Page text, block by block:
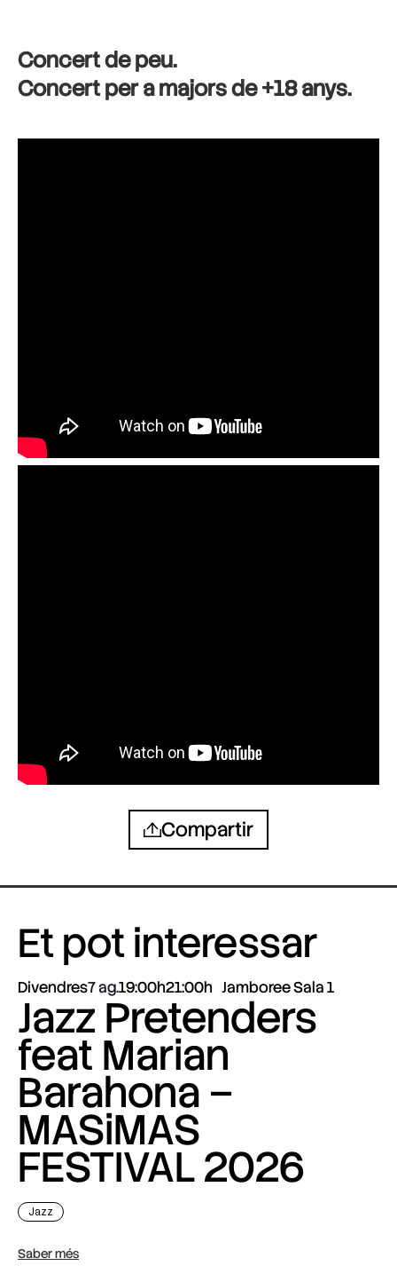
Concert de peu.
Concert per a majors de +18 anys.
Compartir
Et pot interessar
Divendres7 ag.19:00h21:00h Jamboree Sala 1
Jazz Pretenders
feat Marian
Barahona –
MASiMAS
FESTIVAL 2026
Jazz
Saber més